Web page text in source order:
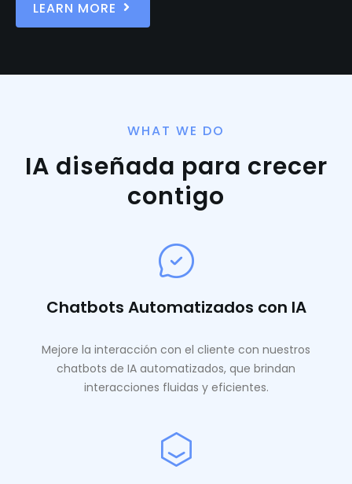
LEARN MORE
WHAT WE DO
IA diseñada para crecer
contigo
Chatbots Automatizados con IA
Mejore la interacción con el cliente con nuestros
chatbots de IA automatizados, que brindan
interacciones fluidas y eficientes.